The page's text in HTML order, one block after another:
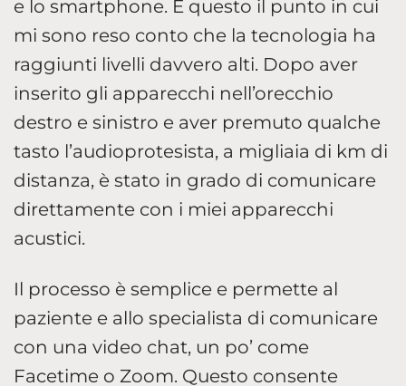
e lo smartphone. È questo il punto in cui
mi sono reso conto che la tecnologia ha
raggiunti livelli davvero alti. Dopo aver
inserito gli apparecchi nell’orecchio
destro e sinistro e aver premuto qualche
tasto l’audioprotesista, a migliaia di km di
distanza, è stato in grado di comunicare
direttamente con i miei apparecchi
acustici.
Il processo è semplice e permette al
paziente e allo specialista di comunicare
con una video chat, un po’ come
Facetime o Zoom. Questo consente